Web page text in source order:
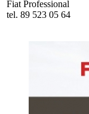
Fiat Professional
tel. 89 523 05 64